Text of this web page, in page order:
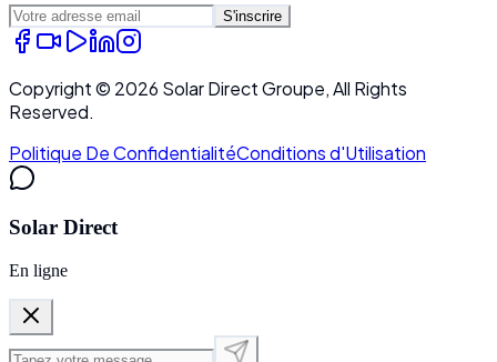
S'inscrire
Copyright © 2026 Solar Direct Groupe, All Rights
Reserved.
Politique De ConfidentialitéConditions d'Utilisation
Solar Direct
En ligne